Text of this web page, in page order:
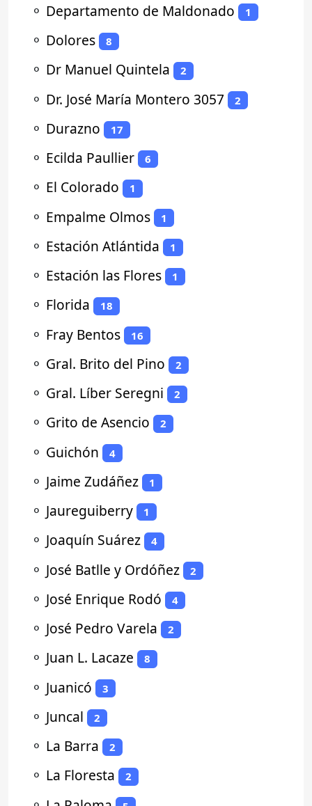
⚬ Departamento de Maldonado 1
⚬ Dolores 8
⚬ Dr Manuel Quintela 2
⚬ Dr. José María Montero 3057 2
⚬ Durazno 17
⚬ Ecilda Paullier 6
⚬ El Colorado 1
⚬ Empalme Olmos 1
⚬ Estación Atlántida 1
⚬ Estación las Flores 1
⚬ Florida 18
⚬ Fray Bentos 16
⚬ Gral. Brito del Pino 2
⚬ Gral. Líber Seregni 2
⚬ Grito de Asencio 2
⚬ Guichón 4
⚬ Jaime Zudáñez 1
⚬ Jaureguiberry 1
⚬ Joaquín Suárez 4
⚬ José Batlle y Ordóñez 2
⚬ José Enrique Rodó 4
⚬ José Pedro Varela 2
⚬ Juan L. Lacaze 8
⚬ Juanicó 3
⚬ Juncal 2
⚬ La Barra 2
⚬ La Floresta 2